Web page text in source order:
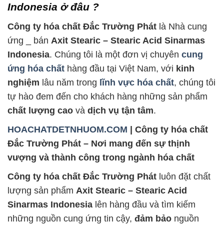
Indonesia ở đâu ?
Công ty hóa chất Đắc Trường Phát là Nhà cung
ứng _ bán Axit Stearic – Stearic Acid Sinarmas
Indonesia. Chúng tôi là một đơn vị chuyên cung
ứng hóa chất hàng đầu tại Việt Nam, với kinh
nghiệm lâu năm trong lĩnh vực hóa chất, chúng tôi
tự hào đem đến cho khách hàng những sản phẩm
chất lượng cao và dịch vụ tận tâm.
HOACHATDETNHUOM.COM | Công ty hóa chất
Đắc Trường Phát – Nơi mang đến sự thịnh
vượng và thành công trong ngành hóa chất
Công ty hóa chất Đắc Trường Phát luôn đặt chất
lượng sản phẩm Axit Stearic – Stearic Acid
Sinarmas Indonesia lên hàng đầu và tìm kiếm
những nguồn cung ứng tin cậy, đảm bảo nguồn